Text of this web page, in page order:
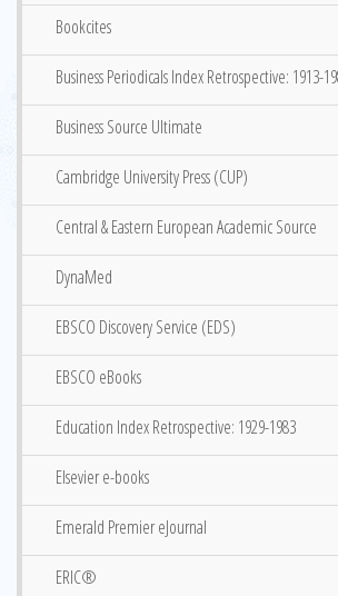
Bookcites
Business Periodicals Index Retrospective: 1913-
Business Source Ultimate
Cambridge University Press (CUP)
Central & Eastern European Academic Source
DynaMed
EBSCO Discovery Service (EDS)
EBSCO eBooks
Education Index Retrospective: 1929-1983
Elsevier e-books
Emerald Premier eJournal
ERIC®